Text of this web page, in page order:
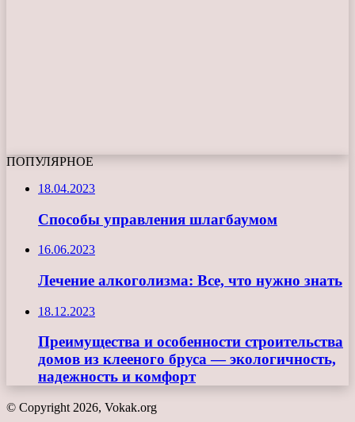
ПОПУЛЯРНОЕ
18.04.2023
Способы управления шлагбаумом
16.06.2023
Лечение алкоголизма: Все, что нужно знать
18.12.2023
Преимущества и особенности строительства
домов из клееного бруса — экологичность,
надежность и комфорт
© Copyright 2026, Vokak.org